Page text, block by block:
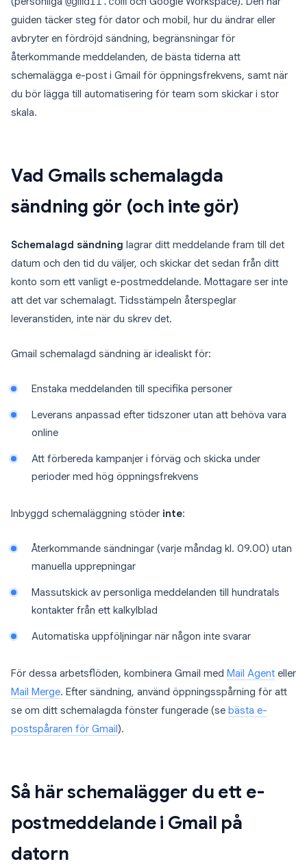
guiden täcker steg för dator och mobil, hur du ändrar eller
avbryter en fördröjd sändning, begränsningar för
återkommande meddelanden, de bästa tiderna att
schemalägga e-post i Gmail för öppningsfrekvens, samt när
du bör lägga till automatisering för team som skickar i stor
skala.
Vad Gmails schemalagda
sändning gör (och inte gör)
Schemalagd sändning lagrar ditt meddelande fram till det
datum och den tid du väljer, och skickar det sedan från ditt
konto som ett vanligt e-postmeddelande. Mottagare ser inte
att det var schemalagt. Tidsstämpeln återspeglar
leveranstiden, inte när du skrev det.
Gmail schemalagd sändning är idealiskt för:
Enstaka meddelanden till specifika personer
Leverans anpassad efter tidszoner utan att behöva vara
online
Att förbereda kampanjer i förväg och skicka under
perioder med hög öppningsfrekvens
Inbyggd schemaläggning stöder inte:
Återkommande sändningar (varje måndag kl. 09.00) utan
manuella upprepningar
Massutskick av personliga meddelanden till hundratals
kontakter från ett kalkylblad
Automatiska uppföljningar när någon inte svarar
För dessa arbetsflöden, kombinera Gmail med Mail Agent eller
Mail Merge. Efter sändning, använd öppningsspårning för att
se om ditt schemalagda fönster fungerade (se bästa e-
postspåraren för Gmail ).
Så här schemalägger du ett e-
postmeddelande i Gmail på
datorn